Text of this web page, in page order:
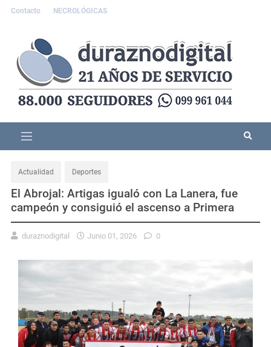
Contacto NECROLÓGICAS
Actualidad Deportes
El Abrojal: Artigas igualó con La Lanera, fue
campeón y consiguió el ascenso a Primera
duraznodigital Junio 01, 2026 0